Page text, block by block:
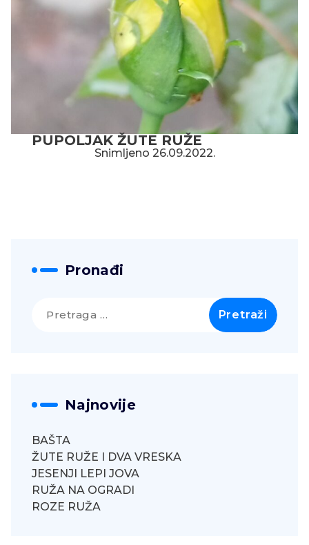
PUPOLJAK ŽUTE RUŽE
Snimljeno 26.09.2022.
Pronađi
Najnovije
BAŠTA
ŽUTE RUŽE I DVA VRESKA
JESENJI LEPI JOVA
RUŽA NA OGRADI
ROZE RUŽA